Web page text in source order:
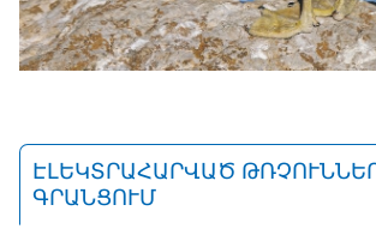
ԷԼԵԿՏՐԱՀԱՐՎԱԾ
ԳՐԱՆՑՈՒՄ